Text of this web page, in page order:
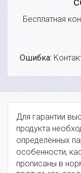
Бесплатная
Ошибка:
Для гарантии
продукта
определённых
особенности,
прописаны в